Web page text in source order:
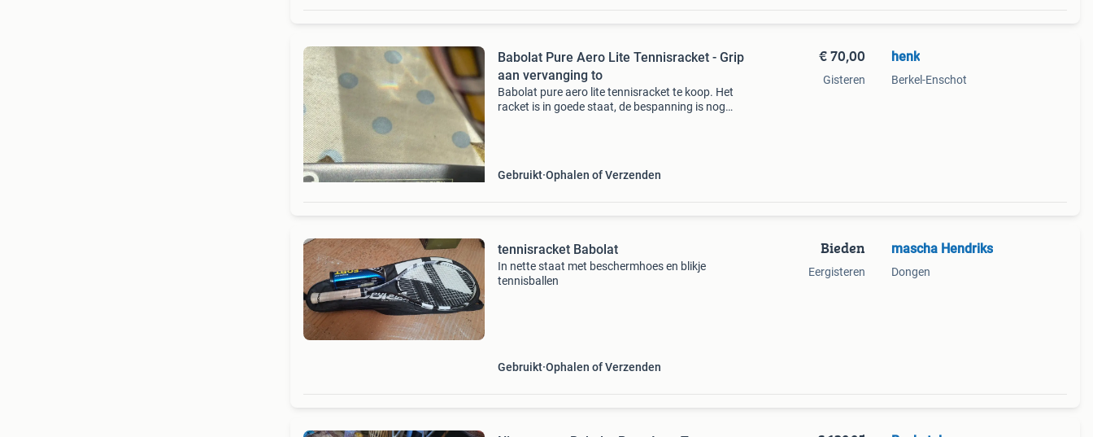
Babolat Pure Aero Lite Tennisracket - Grip
aan vervanging to
Babolat pure aero lite tennisracket te koop. Het
racket is in goede staat, de bespanning is nog
Gebruikt Ophalen of Verzenden
€ 70,00
Gisteren
henk
Berkel-Enschot
tennisracket Babolat
In nette staat met beschermhoes en blikje
tennisballen
Gebruikt Ophalen of Verzenden
Bieden
Eergisteren
mascha Hendriks
Dongen